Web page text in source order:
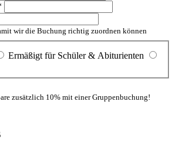
wir die Buchung richtig zuordnen können
Ermäßigt für Schüler & Abiturienten
zusätzlich 10% mit einer Gruppenbuchung!